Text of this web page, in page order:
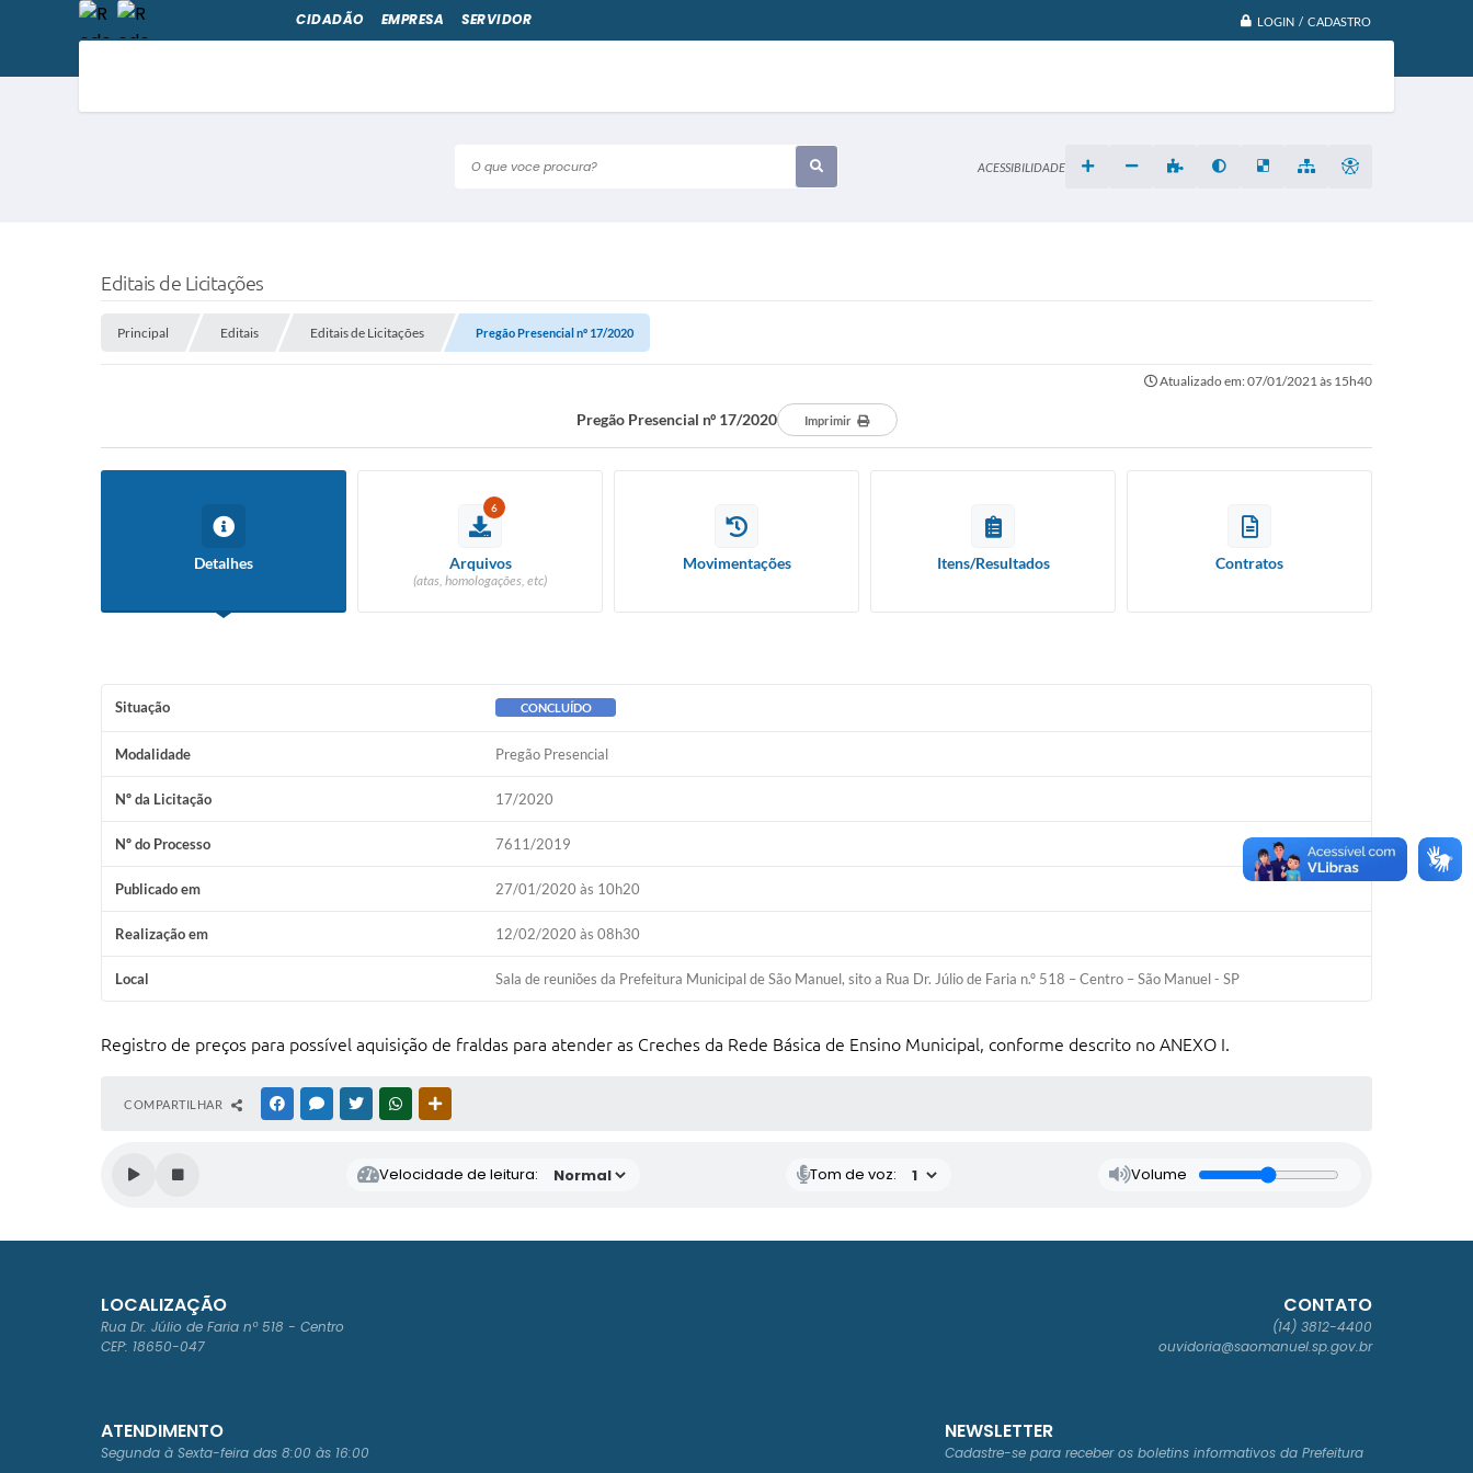
LOGIN / CADASTRO
O que voce procura?
CIDADÃO EMPRESA SERVIDOR
ACESSIBILIDADE
Editais de Licitações
Principal Editais Editais de Licitações Pregão Presencial nº 17/2020
Atualizado em: 07/01/2021 às 15h40
Pregão Presencial nº 17/2020 Imprimir
Detalhes
6
Arquivos
(atas, homologações, etc)
Movimentações Itens/Resultados Contratos
Situação CONCLUÍDO
Modalidade Pregão Presencial
Nº da Licitação 17/2020
Nº do Processo 7611/2019
Publicado em 27/01/2020 às 10h20
Realização em 12/02/2020 às 08h30
Local Sala de reuniões da Prefeitura Municipal de São Manuel, sito a Rua Dr. Júlio de Faria n.º 518 – Centro – São Manuel - SP
Registro de preços para possível aquisição de fraldas para atender as Creches da Rede Básica de Ensino Municipal, conforme descrito no ANEXO I.
COMPARTILHAR FACEBOOKMESSENGER
TWITTERWHATSAPP
Velocidade de leitura: Tom de voz: Volume
LOCALIZAÇÃO
Rua Dr. Júlio de Faria nº 518 - Centro
CEP: 18650-047
CONTATO
(14) 3812-4400
ouvidoria@saomanuel.sp.gov.br
ATENDIMENTO
Segunda à Sexta-feira das 8:00 às 16:00
NEWSLETTER
Cadastre-se para receber os boletins informativos da Prefeitura